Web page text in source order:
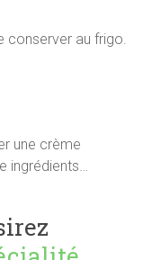
au frigo.
une crème